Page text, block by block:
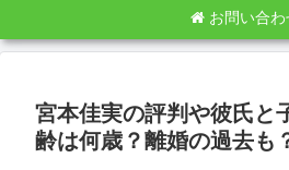
お問い合わ
宮本佳実の評判や彼氏と
齢は何歳？離婚の過去も